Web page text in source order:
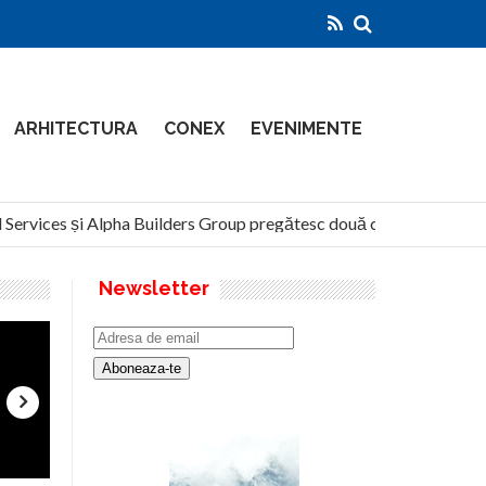
ARHITECTURA CONEX EVENIMENTE
și Alpha Builders Group pregătesc două clădiri de 14
Newsletter